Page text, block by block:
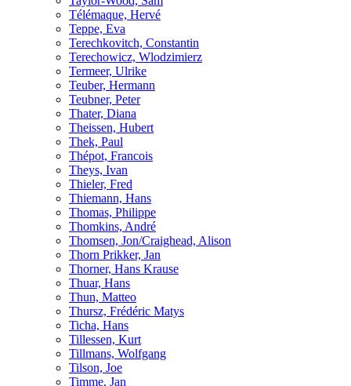
Télémaque, Hervé
Teppe, Eva
Terechkovitch, Constantin
Terechowicz, Wlodzimierz
Termeer, Ulrike
Teuber, Hermann
Teubner, Peter
Thater, Diana
Theissen, Hubert
Thek, Paul
Thépot, Francois
Theys, Ivan
Thieler, Fred
Thiemann, Hans
Thomas, Philippe
Thomkins, André
Thomsen, Jon/Craighead, Alison
Thorn Prikker, Jan
Thorner, Hans Krause
Thuar, Hans
Thun, Matteo
Thursz, Frédéric Matys
Ticha, Hans
Tillessen, Kurt
Tillmans, Wolfgang
Tilson, Joe
Timme, Jan